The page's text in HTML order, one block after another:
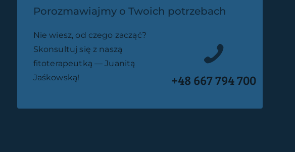
Porozmawiajmy o Twoich potrzebach
Nie wiesz, od czego zacząć?
Skonsultuj się z naszą
fitoterapeutką — Juanitą
Jaśkowską!
+48 667 794 700